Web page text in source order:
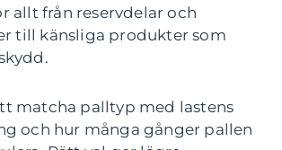
allt från reservdelar och
till känsliga produkter som
matcha palltyp med lastens
och hur många gånger pallen